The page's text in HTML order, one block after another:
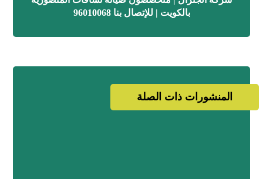
بالكويت | للإتصال بنا 96010068
المنشورات ذات الصلة